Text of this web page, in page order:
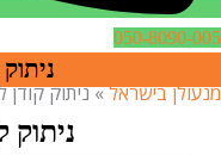
050-8090-005
מנעולן בישראל»ניתוק קודן
ניתוק